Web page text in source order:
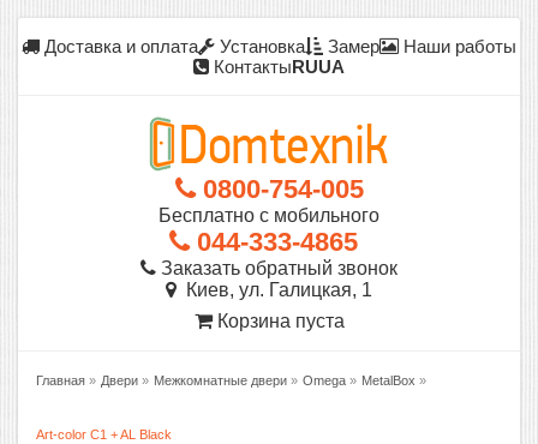
Доставка и оплата Установка Замер
Наши работы
КонтактыRUUA
0800-754-005
Бесплатно с мобильного
044-333-4865
Заказать обратный звонок
Киев, ул. Галицкая, 1
Корзина пуста
Главная » Двери » Межкомнатные двери » Omega » MetalBox »
Art-color C1 + AL Black